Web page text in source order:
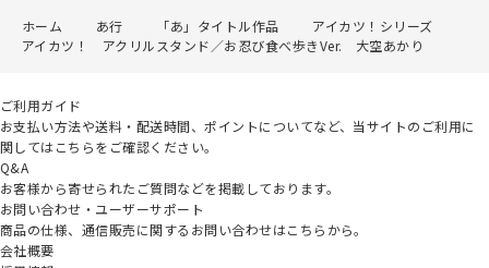
ホーム あ行 「あ」タイトル作品
アイカツ！シリーズ
アイカツ！ アクリルスタンド／お忍び食べ歩きVer. 大空あかり
ご利用ガイド
お支払い方法や送料・配送時間、ポイントについてなど、当サイトのご利用に
関してはこちらをご確認ください。
Q&A
お客様から寄せられたご質問などを掲載しております。
お問い合わせ・ユーザーサポート
商品の仕様、通信販売に関するお問い合わせはこちらから。
会社概要